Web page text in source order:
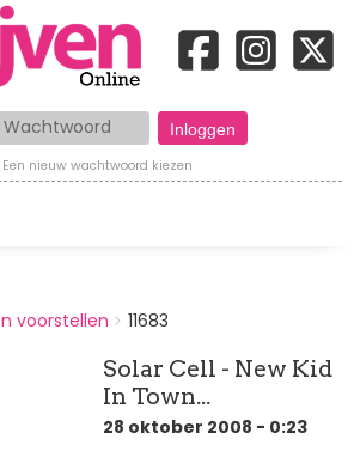
Wachtwoord
Een nieuw wachtwoord kiezen
voorstellen 11683
Solar Cell - New Kid
In Town...
28 oktober 2008 - 0:23